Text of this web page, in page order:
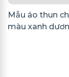
Mẫu áo thun
màu xanh